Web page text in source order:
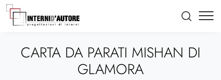
CARTA DA PARATI MISHAN DI
GLAMORA